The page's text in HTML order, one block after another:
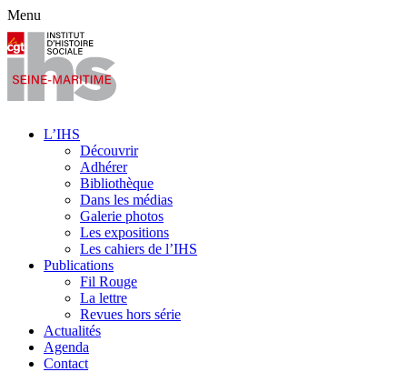
Menu
L’IHS
Découvrir
Adhérer
Bibliothèque
Dans les médias
Galerie photos
Les expositions
Les cahiers de l’IHS
Publications
Fil Rouge
La lettre
Revues hors série
Actualités
Agenda
Contact